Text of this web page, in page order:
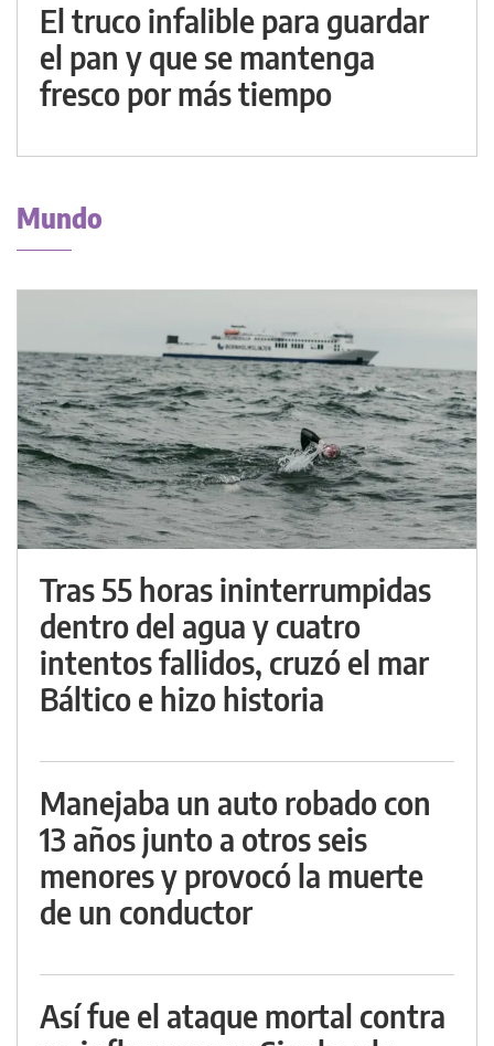
El truco infalible para guardar
el pan y que se mantenga
fresco por más tiempo
Mundo
Tras 55 horas ininterrumpidas
dentro del agua y cuatro
intentos fallidos, cruzó el mar
Báltico e hizo historia
Manejaba un auto robado con
13 años junto a otros seis
menores y provocó la muerte
de un conductor
Así fue el ataque mortal contra